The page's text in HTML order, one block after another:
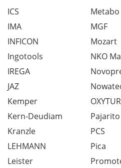
ICS
IMA
INFICON
Ingotools
IREGA
JAZ
Kemper
Kern-Deudiam
Kranzle
LEHMANN
Leister
Metabo
MGF
Mozart
NKO
Pajarito
PCS
Pica